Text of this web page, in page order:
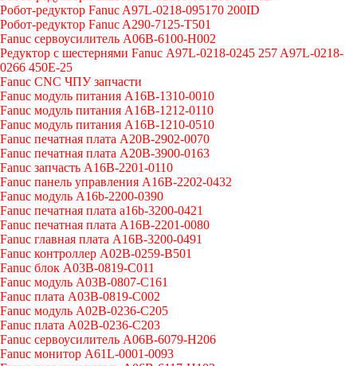
Робот-редуктор Fanuc A97L-0218-095170 200ID
Робот-редуктор Fanuc A290-7125-T501
Fanuc сервоусилитель A06B-6100-H002
Редуктор с шестернями Fanuc А97L-0218-0245 257 A97L-0218-
0266 450E-25
Fanuc CNC ЧПУ запчасти
Fanuc модуль питания A16B-1310-0010
Fanuc модуль питания A16B-1212-0110
Fanuc модуль питания A16B-1210-0510
Fanuc печатная плата A20B-2902-0070
Fanuc печатная плата A20B-3900-0163
Fanuc запчасть A16B-2201-0110
Fanuc панель управления A16B-2202-0432
Fanuc модуль A16b-2200-0390
Fanuc печатная плата a16b-3200-0421
Fanuc печатная плата A16B-2201-0080
Fanuc главная плата A16B-3200-0491
Fanuc контроллер A02B-0259-B501
Fanuc блок A03B-0819-C011
Fanuc модуль A03B-0807-C161
Fanuc плата A03B-0819-C002
Fanuc модуль A02B-0236-C205
Fanuc плата A02B-0236-C203
Fanuc сервоусилитель A06B-6079-H206
Fanuc монитор A61L-0001-0093